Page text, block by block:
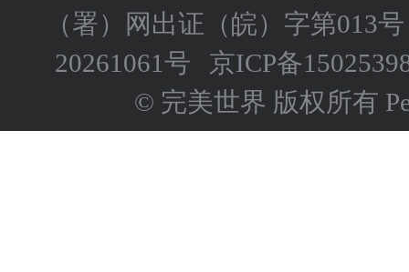
（署）网出证（皖）字第013号
20261061号
京ICP备
© 完美世界 版权所有